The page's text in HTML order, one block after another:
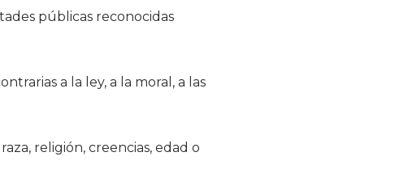
públicas reconocidas
a la ley, a la moral, a las
religión, creencias, edad o